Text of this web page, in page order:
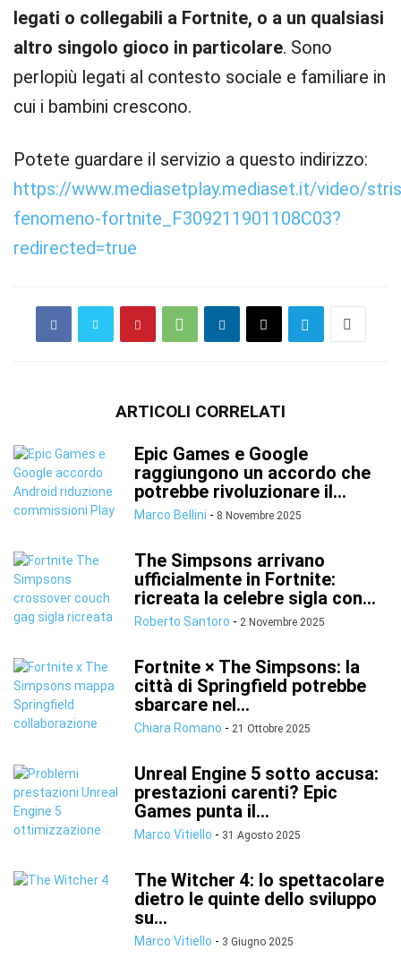
legati o collegabili a Fortnite, o a un qualsiasi
altro singolo gioco in particolare. Sono
perlopiù legati al contesto sociale e familiare in
cui i bambini crescono.
Potete guardare il servizio a questo indirizzo:
https://www.mediasetplay.mediaset.it/video/
fenomeno-fortnite_F309211901108C03?
redirected=true
ARTICOLI CORRELATI
Epic Games e Google
raggiungono un accordo che
potrebbe rivoluzionare il...
Marco Bellini - 8 Novembre 2025
The Simpsons arrivano
ufficialmente in Fortnite:
ricreata la celebre sigla con...
Roberto Santoro - 2 Novembre 2025
Fortnite × The Simpsons: la
città di Springfield potrebbe
sbarcare nel...
Chiara Romano - 21 Ottobre 2025
Unreal Engine 5 sotto accusa:
prestazioni carenti? Epic
Games punta il...
Marco Vitiello - 31 Agosto 2025
The Witcher 4: lo spettacolare
dietro le quinte dello sviluppo
su...
Marco Vitiello - 3 Giugno 2025